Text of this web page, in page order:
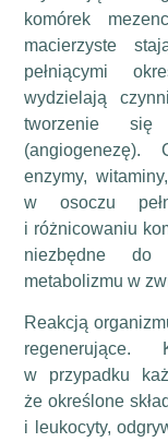
komórek
macierzyste
pełniącymi
wydzielają
tworzenie się
(angiogenezę).
enzymy,
w osoczu
i różnicowaniu
niezbędne do
metabolizmu w
Reakcją
regenerujące.
w przypadku
że określone
i leukocyty,